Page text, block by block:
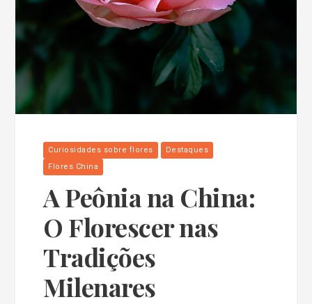
Curiosidades sobre flores
Destaques
Flores China
A Peônia na China:
O Florescer nas
Tradições
Milenares